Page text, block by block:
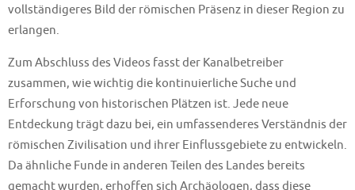
vollständigeres Bild der römischen Präsenz in dieser Region zu
erlangen.
Zum Abschluss des Videos fasst der Kanalbetreiber
zusammen, wie wichtig die kontinuierliche Suche und
Erforschung von historischen Plätzen ist. Jede neue
Entdeckung trägt dazu bei, ein umfassenderes Verständnis der
römischen Zivilisation und ihrer Einflussgebiete zu entwickeln.
Da ähnliche Funde in anderen Teilen des Landes bereits
gemacht wurden, erhoffen sich Archäologen, dass diese